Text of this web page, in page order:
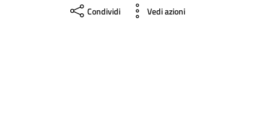
Condividi Vedi azioni